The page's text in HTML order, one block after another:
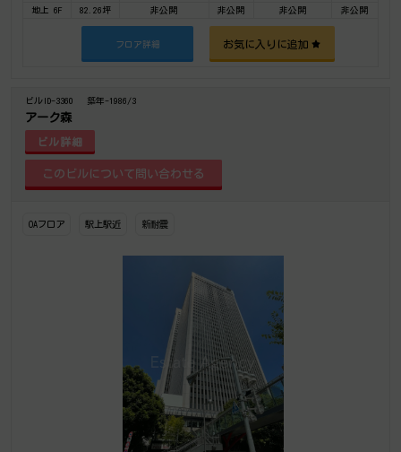
地上 6F
82.26坪 非公開 非公開 非公開 非公開
フロア詳細 お気に入りに追加
ビルID-3360 築年-1986/3
アーク森
ビル詳細
OAフロア 駅上駅近 新耐震